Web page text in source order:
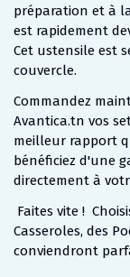
préparation et à
est rapidement
Cet ustensile est
couvercle.
Commandez
Avantica.tn vos
meilleur rapport
bénéficiez d'une
directement à
Faites vite !
Casseroles, des
conviendront